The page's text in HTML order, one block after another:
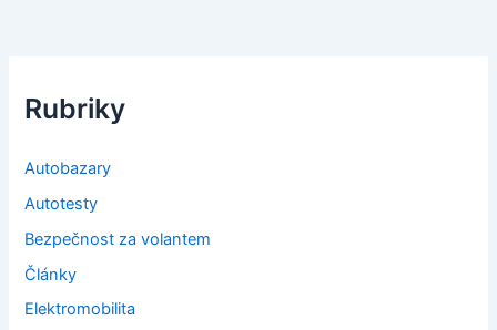
Rubriky
Autobazary
Autotesty
Bezpečnost za volantem
Články
Elektromobilita